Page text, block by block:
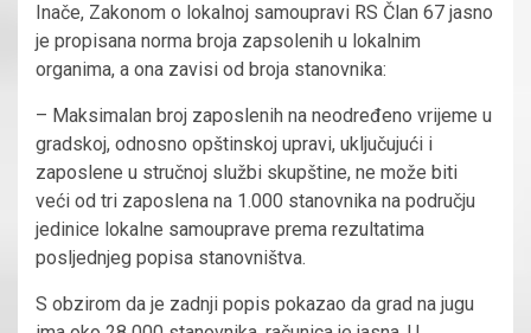
Inače, Zakonom o lokalnoj samoupravi RS Član 67 jasno
je propisana norma broja zapsolenih u lokalnim
organima, a ona zavisi od broja stanovnika:
– Maksimalan broj zaposlenih na neodređeno vrijeme u
gradskoj, odnosno opštinskoj upravi, uključujući i
zaposlene u stručnoj službi skupštine, ne može biti
veći od tri zaposlena na 1.000 stanovnika na području
jedinice lokalne samouprave prema rezultatima
posljednjeg popisa stanovništva.
S obzirom da je zadnji popis pokazao da grad na jugu